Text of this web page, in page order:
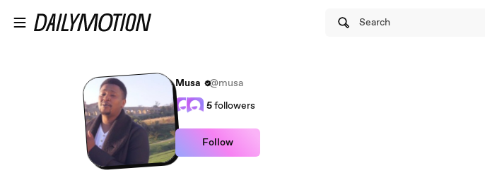
Search
Musa
@musa
5followers
Follow